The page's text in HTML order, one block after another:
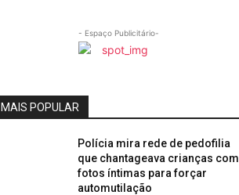
- Espaço Publicitário-
MAIS POPULAR
Polícia mira rede de pedofilia
que chantageava crianças com
fotos íntimas para forçar
automutilação